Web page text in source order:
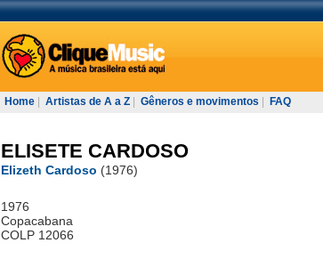
Home Artistas de A a Z Gêneros e movimentos FAQ
ELISETE CARDOSO
Elizeth Cardoso (1976)
1976
Copacabana
COLP 12066